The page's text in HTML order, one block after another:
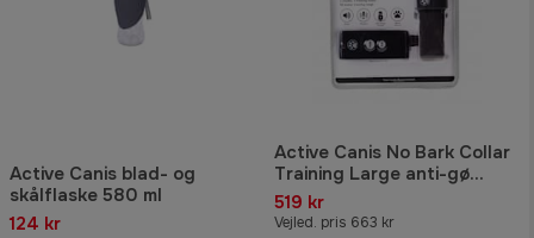
Active Canis blad- og
skålflaske 580 ml
124 kr
Active Canis No Bark Collar
Training Large anti-gø
halsbånd med sensor
519 kr
Vejled. pris 663 kr